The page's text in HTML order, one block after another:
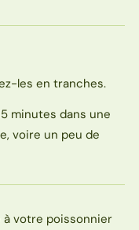
les en tranches.
minutes dans une
voire un peu de
à votre poissonnier